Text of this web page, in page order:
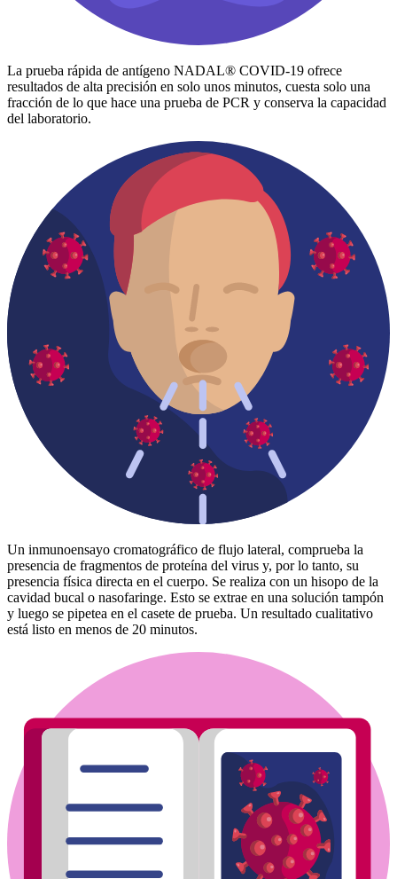
La prueba rápida de antígeno NADAL® COVID-19 ofrece
resultados de alta precisión en solo unos minutos, cuesta solo una
fracción de lo que hace una prueba de PCR y conserva la capacidad
del laboratorio.
Un inmunoensayo cromatográfico de flujo lateral, comprueba la
presencia de fragmentos de proteína del virus y, por lo tanto, su
presencia física directa en el cuerpo. Se realiza con un hisopo de la
cavidad bucal o nasofaringe. Esto se extrae en una solución tampón
y luego se pipetea en el casete de prueba. Un resultado cualitativo
está listo en menos de 20 minutos.